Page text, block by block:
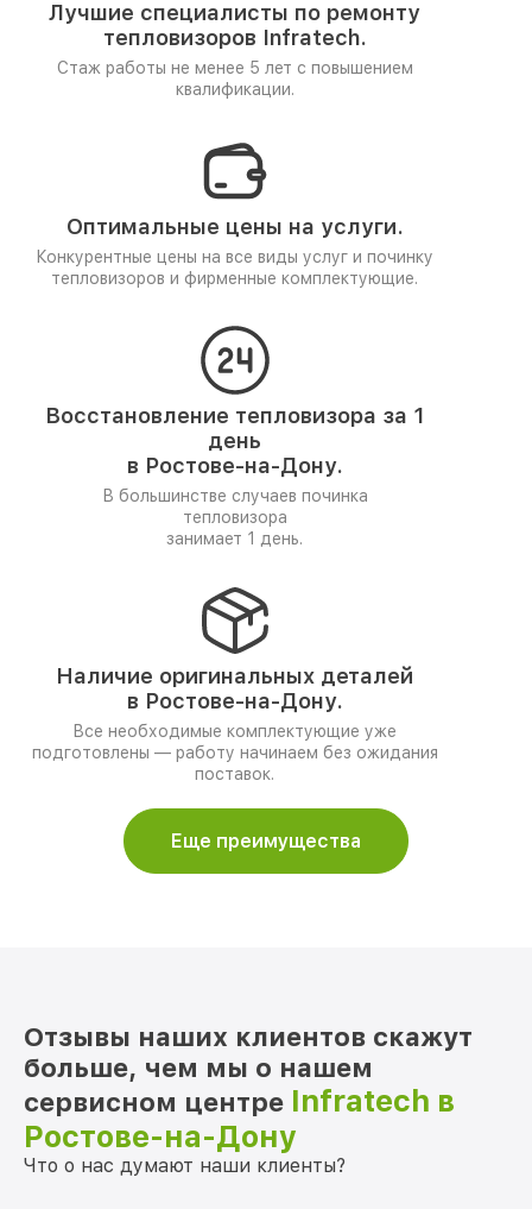
Лучшие специалисты по ремонту
тепловизоров Infratech.
Стаж работы не менее 5 лет с повышением
квалификации.
Оптимальные цены на услуги.
Конкурентные цены на все виды услуг и починку
тепловизоров и фирменные комплектующие.
Восстановление тепловизора за 1
день
в Ростове-на-Дону.
В большинстве случаев починка
тепловизора
занимает 1 день.
Наличие оригинальных деталей
в Ростове-на-Дону.
Все необходимые комплектующие уже
подготовлены — работу начинаем без ожидания
поставок.
Еще преимущества
Отзывы наших клиентов скажут
больше, чем мы о нашем
сервисном центре Infratech в
Ростове-на-Дону
Что о нас думают наши клиенты?